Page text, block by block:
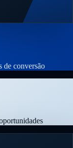
de conversão